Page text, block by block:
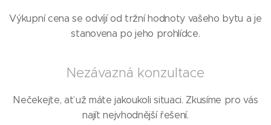
Výkupní cena se odvíjí od tržní hodnoty vašeho bytu a je
stanovena po jeho prohlídce.
Nezávazná konzultace
Nečekejte, ať už máte jakoukoli situaci. Zkusíme pro vás
najít nejvhodnější řešení.